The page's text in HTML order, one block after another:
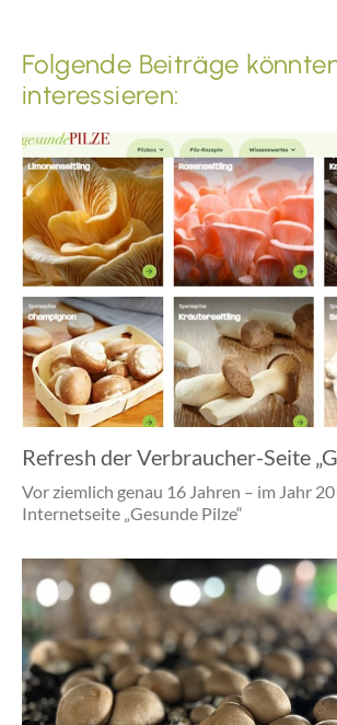
Folgende Beiträge
interessieren:
Refresh der Verbraucher-Seite
Vor ziemlich genau 16 Jahren – im Jahr
Internetseite „Gesunde Pilze“